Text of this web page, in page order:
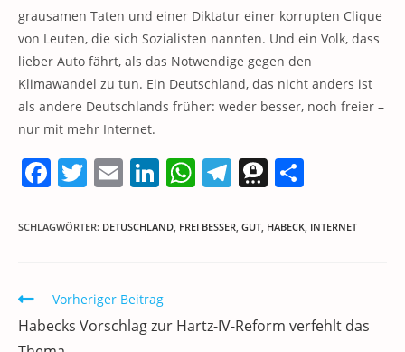
grausamen Taten und einer Diktatur einer korrupten Clique
von Leuten, die sich Sozialisten nannten. Und ein Volk, dass
lieber Auto fährt, als das Notwendige gegen den
Klimawandel zu tun. Ein Deutschland, das nicht anders ist
als andere Deutschlands früher: weder besser, noch freier –
nur mit mehr Internet.
F
a
c
b
o
T
w
itt
E
m
ai
Li
n
k
dI
n
W
h
at
p
T
el
e
m
T
h
re
a
le
SCHLAGWÖRTER: DETUSCHLAND FREI BESSER GUT HABECK INTERNET
Weitere
ansehen
Vorheriger Beitrag
Habecks Vorschlag zur Hartz-IV-Reform verfehlt das